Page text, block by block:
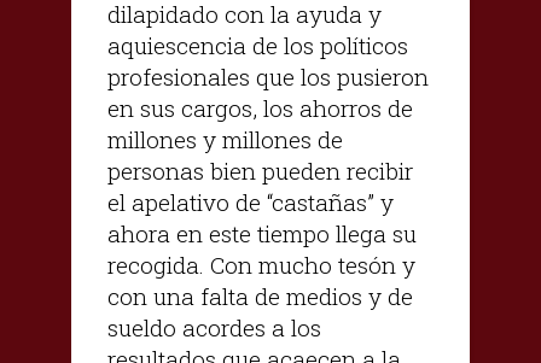
dilapidado con la ayuda y
aquiescencia de los políticos
profesionales que los pusieron
en sus cargos, los ahorros de
millones y millones de
personas bien pueden recibir
el apelativo de “castañas” y
ahora en este tiempo llega su
recogida. Con mucho tesón y
con una falta de medios y de
sueldo acordes a los